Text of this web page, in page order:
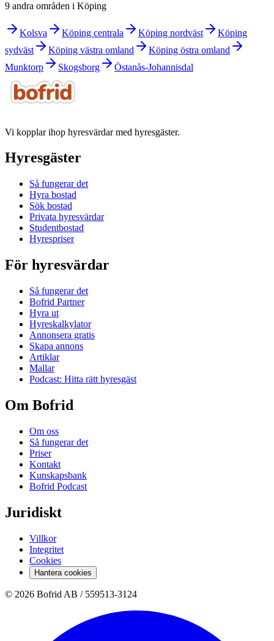
9 andra områden i Köping
Kolsva Köping centrala Köping nordväst
Köping
sydväst
Köping västra omland
Köping östra omland
Munktorp
Skogsborg Östanås-Johannisdal
Vi kopplar ihop hyresvärdar med hyresgäster.
Hyresgäster
Så fungerar det
Hyra bostad
Sök bostad
Privata hyresvärdar
Studentbostad
Hyrespriser
För hyresvärdar
Så fungerar det
Bofrid Partner
Hyra ut
Hyreskalkylator
Annonsera gratis
Skapa annons
Artiklar
Mallar
Podcast: Hitta rätt hyresgäst
Om Bofrid
Om oss
Så fungerar det
Priser
Kontakt
Kunskapsbank
Bofrid Podcast
Juridiskt
Villkor
Integritet
Cookies
Hantera cookies
© 2026 Bofrid AB / 559513-3124